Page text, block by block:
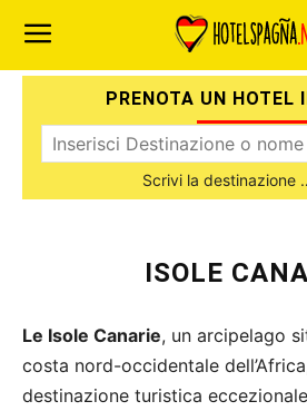
SPAGNA
PRENOTA UN HOTEL
Scrivi la destinazione
ISOLE
Le Isole Canarie, un arcipelago
costa nord-occidentale
destinazione turistica